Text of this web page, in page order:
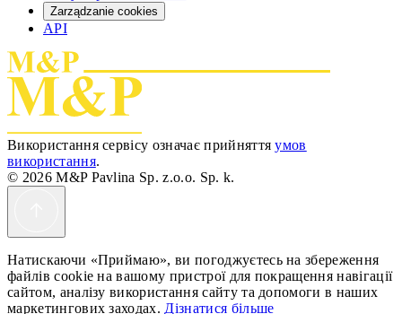
Zarządzanie cookies
API
Використання сервісу означає прийняттяумов
використання.
© 2026 M&P Pavlina Sp. z.o.o. Sp. k.
Натискаючи «Приймаю», ви погоджуєтесь на збереження
файлів cookie на вашому пристрої для покращення навігації
сайтом, аналізу використання сайту та допомоги в наших
маркетингових заходах. Дізнатися більше